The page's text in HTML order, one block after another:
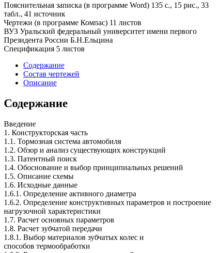
Пояснительная записка (в программе Word) 135 с., 15 рис., 33
табл., 41 источник
Чертежи (в программе Компас) 11 листов
ВУЗ Уральский федеральный университет имени первого
Президента России Б.Н.Ельцина
Спецификация 5 листов
Содержание
Состав чертежей
Описание
Содержание
Введение
1. Конструкторская часть
1.1. Тормозная система автомобиля
1.2. Обзор и анализ существующих конструкций
1.3. Патентный поиск
1.4. Обоснование и выбор принципиальных решений
1.5. Описание схемы
1.6. Исходные данные
1.6.1. Определение активного диаметра
1.6.2. Определение конструктивных параметров и построение
нагрузочной характеристики
1.7. Расчет основных параметров
1.8. Расчет зубчатой передачи
1.8.1. Выбор материалов зубчатых колес и
способов термообработки